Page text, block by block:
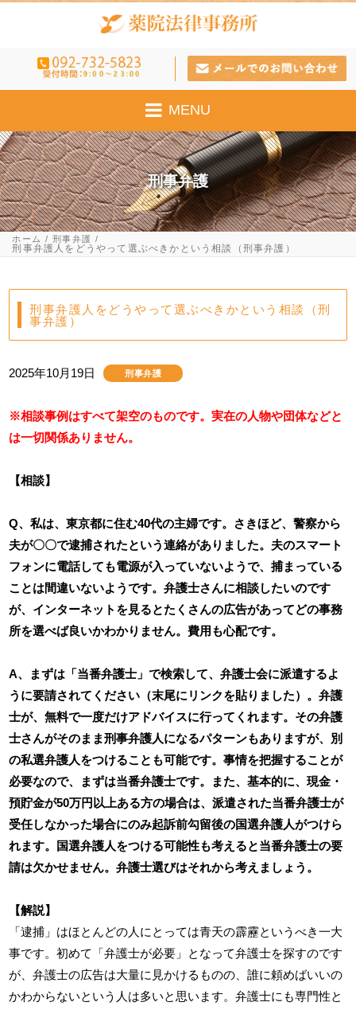
MENU
刑事弁護
ホーム 刑事弁護
刑事弁護人をどうやって選ぶべきかという相談（刑事弁護）
刑事弁護人をどうやって選ぶべきかという相談（刑
事弁護）
2025年10月19日 刑事弁護
※相談事例はすべて架空のものです。実在の人物や団体などと
は一切関係ありません。
【相談】
Q、私は、東京都に住む40代の主婦です。さきほど、警察から
夫が〇〇で逮捕されたという連絡がありました。夫のスマート
フォンに電話しても電源が入っていないようで、捕まっている
ことは間違いないようです。弁護士さんに相談したいのです
が、インターネットを見るとたくさんの広告があってどの事務
所を選べば良いかわかりません。費用も心配です。
A、まずは「当番弁護士」で検索して、弁護士会に派遣するよ
うに要請されてください（末尾にリンクを貼りました）。弁護
士が、無料で一度だけアドバイスに行ってくれます。その弁護
士さんがそのまま刑事弁護人になるパターンもありますが、別
の私選弁護人をつけることも可能です。事情を把握することが
必要なので、まずは当番弁護士です。また、基本的に、現金・
預貯金が50万円以上ある方の場合は、派遣された当番弁護士が
受任しなかった場合にのみ起訴前勾留後の国選弁護人がつけら
れます。国選弁護人をつける可能性も考えると当番弁護士の要
請は欠かせません。弁護士選びはそれから考えましょう。
【解説】
「逮捕」はほとんどの人にとっては青天の霹靂というべき一大
事です。初めて「弁護士が必要」となって弁護士を探すのです
が、弁護士の広告は大量に見かけるものの、誰に頼めばいいの
かわからないという人は多いと思います。弁護士にも専門性と